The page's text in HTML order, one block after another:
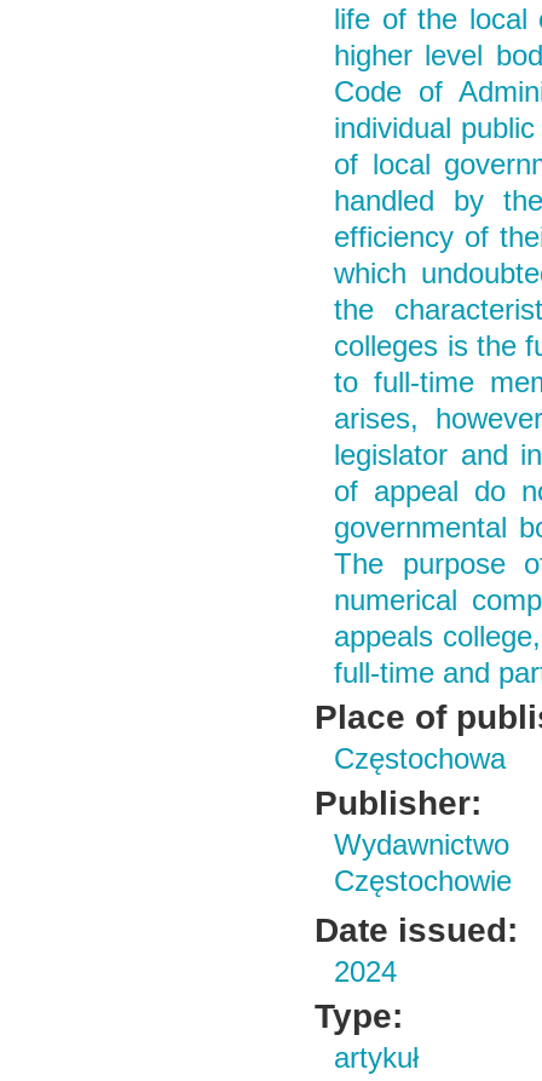
life of the local
higher level
Code of
individual
of local
handled by
efficiency of
which
the
colleges is the
to full-time
arises,
legislator and
of appeal do
governmental
The purpose
numerical
appeals
full-time and
Place of
Częstochowa
Publisher:
Częstochowie
Date issued:
2024
Type:
artykuł